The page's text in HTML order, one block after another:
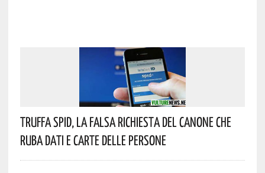
Truffa Spid, La Falsa Richiesta Del Canone Che
Ruba Dati E Carte Delle Persone